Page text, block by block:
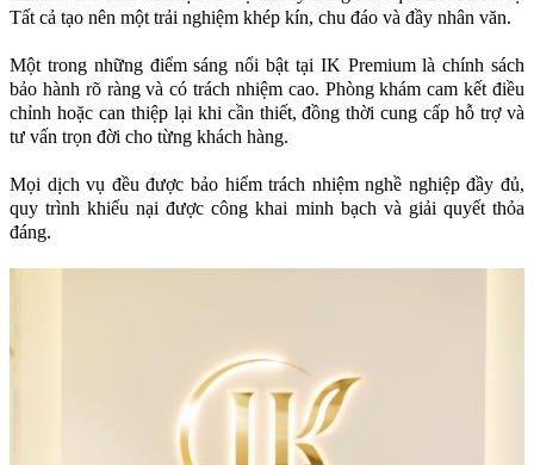
Tất cả tạo nên một trải nghiệm khép kín, chu đáo và đầy nhân văn.
Một trong những điểm sáng nổi bật tại IK Premium là chính sách
bảo hành rõ ràng và có trách nhiệm cao. Phòng khám cam kết điều
chỉnh hoặc can thiệp lại khi cần thiết, đồng thời cung cấp hỗ trợ và
tư vấn trọn đời cho từng khách hàng.
Mọi dịch vụ đều được bảo hiểm trách nhiệm nghề nghiệp đầy đủ,
quy trình khiếu nại được công khai minh bạch và giải quyết thỏa
đáng.